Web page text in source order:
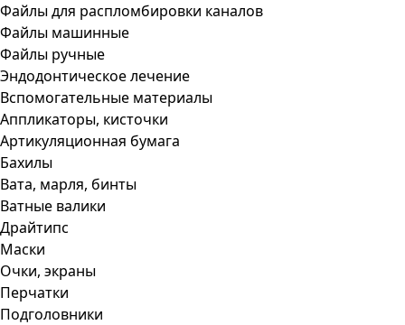
Файлы для распломбировки каналов
Файлы машинные
Файлы ручные
Эндодонтическое лечение
Вспомогательные материалы
Аппликаторы, кисточки
Артикуляционная бумага
Бахилы
Вата, марля, бинты
Ватные валики
Драйтипс
Маски
Очки, экраны
Перчатки
Подголовники